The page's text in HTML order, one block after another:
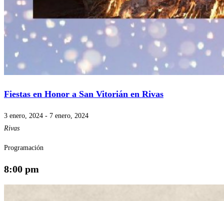
Fiestas en Honor a San Vitorián en Rivas
3 enero, 2024 - 7 enero, 2024
Rivas
Programación
8:00 pm